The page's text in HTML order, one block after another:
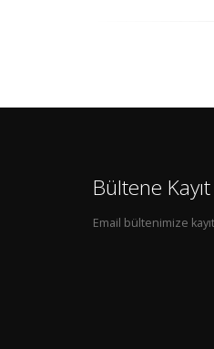
Bültene
Email bültenimize